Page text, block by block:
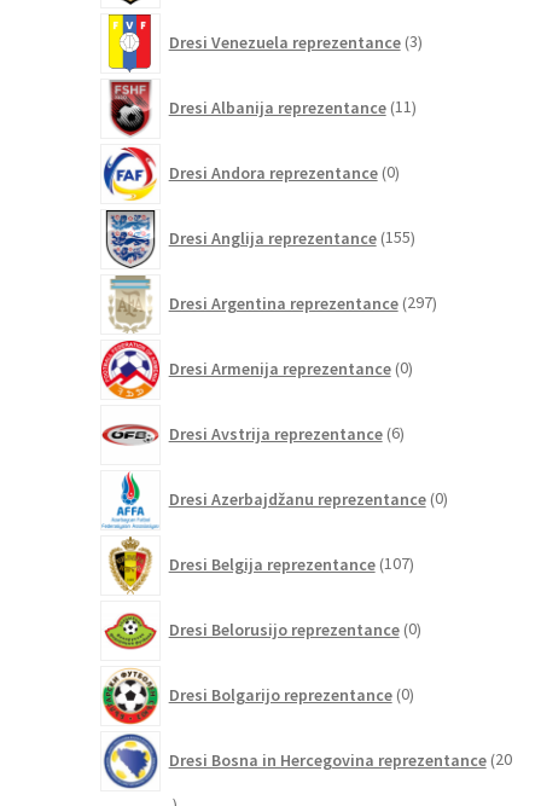
Dresi Venezuela reprezentance 3izdelki
Dresi Albanija reprezentance 11izdelkov
Dresi Andora reprezentance 0izdelkov
Dresi Anglija reprezentance 155izdelkov
Dresi Argentina reprezentance 297izdelkov
Dresi Armenija reprezentance 0izdelkov
Dresi Avstrija reprezentance 6izdelkov
Dresi Azerbajdžanu reprezentance 0izdelkov
Dresi Belgija reprezentance 107izdelkov
Dresi Belorusijo reprezentance 0izdelkov
Dresi Bolgarijo reprezentance 0izdelkov
Dresi Bosna in Hercegovina reprezentance 20